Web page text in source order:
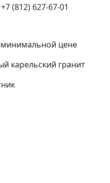
минимальной цене
карельский гранит